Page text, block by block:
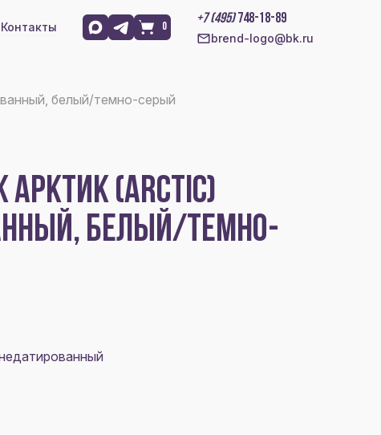
Контакты 0
+7 (495)748-18-89
brend-logo@bk.ru
белый/темно-серый
(ARCTIC)
БЕЛЫЙ/ТЕМНО-